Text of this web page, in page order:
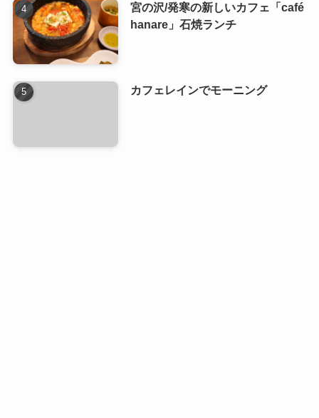
宮の沢/発寒の新しいカフェ「café
hanare」石焼ランチ
カフェレインでモーニング